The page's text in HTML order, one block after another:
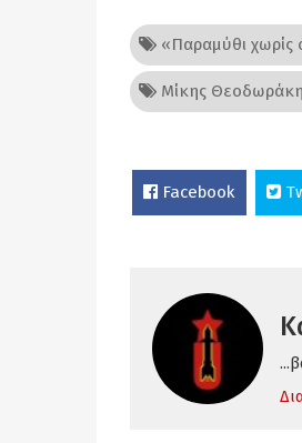
«Παραμύθι χωρίς
Μίκης
Facebook